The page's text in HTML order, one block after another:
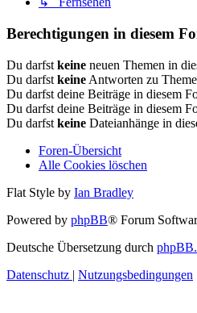
Berechtigungen in diesem
Du darfst keine neuen Themen in
Du darfst keine Antworten zu
Du darfst deine Beiträge in diesem
Du darfst deine Beiträge in diesem
Du darfst keine Dateianhänge in
Foren-Übersicht
Alle Cookies löschen
Flat Style by Ian Bradley
Powered by phpBB® Forum
Deutsche Übersetzung durch
Datenschutz | Nutzungsbedingungen